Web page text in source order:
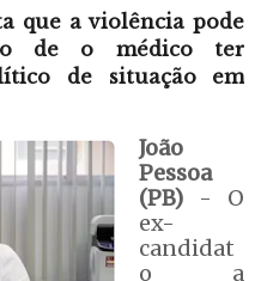
que a violência pode
de o médico ter
de situação em
João
Pessoa
(PB)- O
ex-
candidat
o a